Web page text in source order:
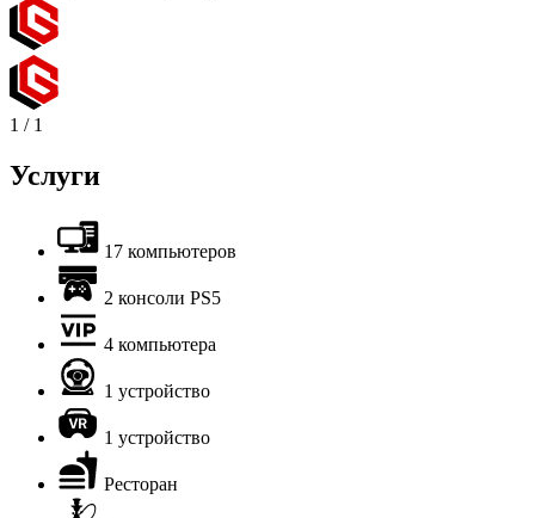
1 / 1
Услуги
17 компьютеров
2 консоли PS5
4 компьютера
1 устройство
1 устройство
Ресторан